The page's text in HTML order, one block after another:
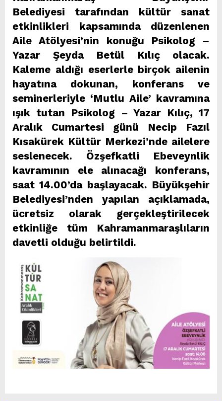
Belediyesi tarafından kültür sanat
etkinlikleri kapsamında düzenlenen
Aile Atölyesi’nin konuğu Psikolog –
Yazar Şeyda Betül Kılıç olacak.
Kaleme aldığı eserlerle birçok ailenin
hayatına dokunan, konferans ve
seminerleriyle ‘Mutlu Aile’ kavramına
ışık tutan Psikolog – Yazar Kılıç, 17
Aralık Cumartesi günü Necip Fazıl
Kısakürek Kültür Merkezi’nde ailelere
seslenecek. Özşefkatli Ebeveynlik
kavramının ele alınacağı konferans,
saat 14.00’da başlayacak. Büyükşehir
Belediyesi’nden yapılan açıklamada,
ücretsiz olarak gerçekleştirilecek
etkinliğe tüm Kahramanmaraşlıların
davetli olduğu belirtildi.